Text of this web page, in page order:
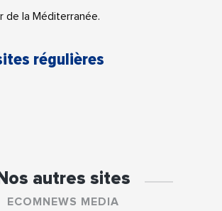
de la Méditerranée.
régulières
Nos autres sites
ECOMNEWS MEDIA